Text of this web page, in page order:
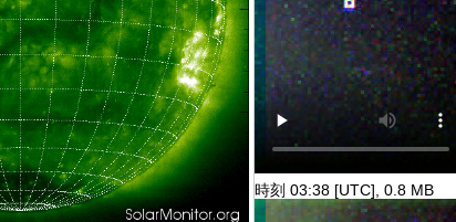
時刻 03:38 [UTC], 0.8 MB